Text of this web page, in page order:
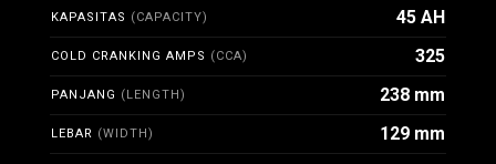
KAPASITAS (CAPACITY) 45 AH
COLD CRANKING AMPS (CCA) 325
PANJANG (LENGTH) 238 mm
LEBAR (WIDTH) 129 mm